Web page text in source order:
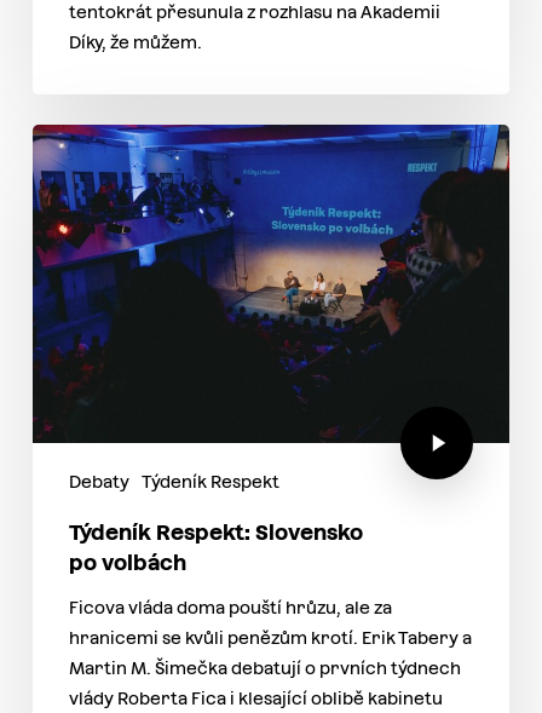
tentokrát přesunula z rozhlasu na Akademii
Díky, že můžem.
Debaty Týdeník Respekt
Týdeník Respekt: Slovensko
po volbách
Ficova vláda doma pouští hrůzu, ale za
hranicemi se kvůli penězům krotí. Erik Tabery a
Martin M. Šimečka debatují o prvních týdnech
vlády Roberta Fica i klesající oblibě kabinetu